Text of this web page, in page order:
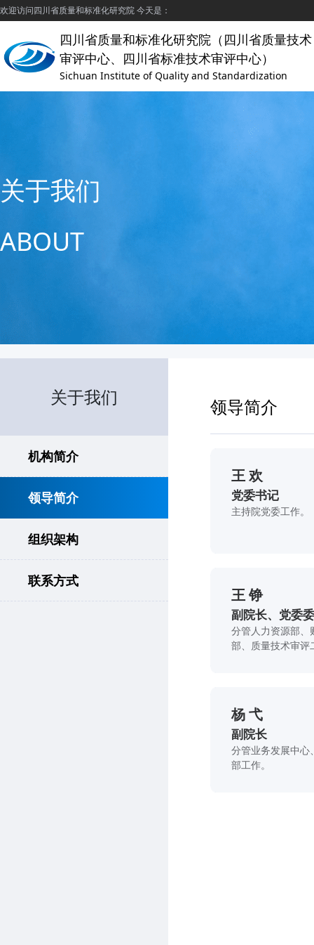
欢迎访问四川省质量和标准化研究院 今天是：
四川省质量和标准化研究院（四川省质量技术
审评中心、四川省标准技术审评中心）
Sichuan Institute of Quality and Standardization
关于我们
ABOUT
关于我们
机构简介
领导简介
组织架构
联系方式
领导简介
王 欢
党委书记
主持院党委工作。
王 铮
副院长、党委
分管人力资源部、
部、质量技术审评
杨 弋
副院长
分管业务发展中心
部工作。